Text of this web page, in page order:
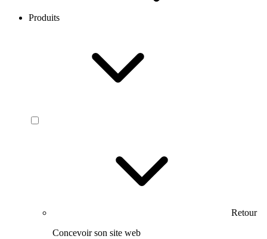
Produits
Retour
Concevoir son site web